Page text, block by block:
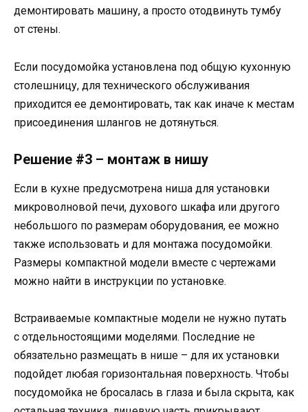
демонтировать машину, а просто отодвинуть тумбу
от стены.
Если посудомойка установлена под общую кухонную
столешницу, для технического обслуживания
приходится ее демонтировать, так как иначе к местам
присоединения шлангов не дотянуться.
Решение #3 – монтаж в нишу
Если в кухне предусмотрена ниша для установки
микроволновой печи, духового шкафа или другого
небольшого по размерам оборудования, ее можно
также использовать и для монтажа посудомойки.
Размеры компактной модели вместе с чертежами
можно найти в инструкции по установке.
Встраиваемые компактные модели не нужно путать
с отдельностоящими моделями. Последние не
обязательно размещать в нише – для их установки
подойдет любая горизонтальная поверхность. Чтобы
посудомойка не бросалась в глаза и была скрыта, как